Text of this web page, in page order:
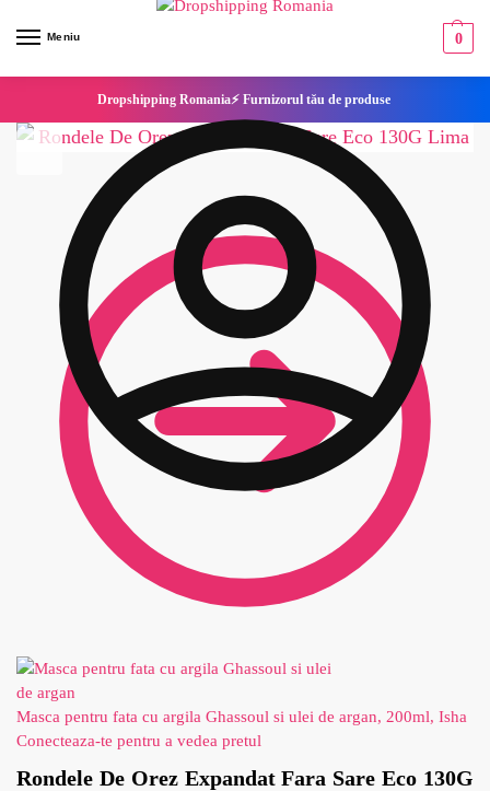
Meniu 0
Dropshipping Romania⚡ Furnizorul tău de produse
Masca pentru fata cu argila Ghassoul si ulei de argan, 200ml, Isha
Conecteaza-te pentru a vedea pretul
Rondele De Orez Expandat Fara Sare Eco 130G